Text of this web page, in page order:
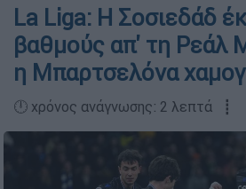
La Liga: Η Σοσιεδάδ
βαθμούς απ' τη Ρεάλ
η Μπαρτσελόνα
🕛 χρόνος ανάγνωσης: 2 λεπτά ┋